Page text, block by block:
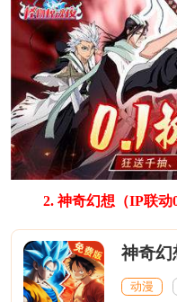
2. 神奇幻想（IP联动
动漫